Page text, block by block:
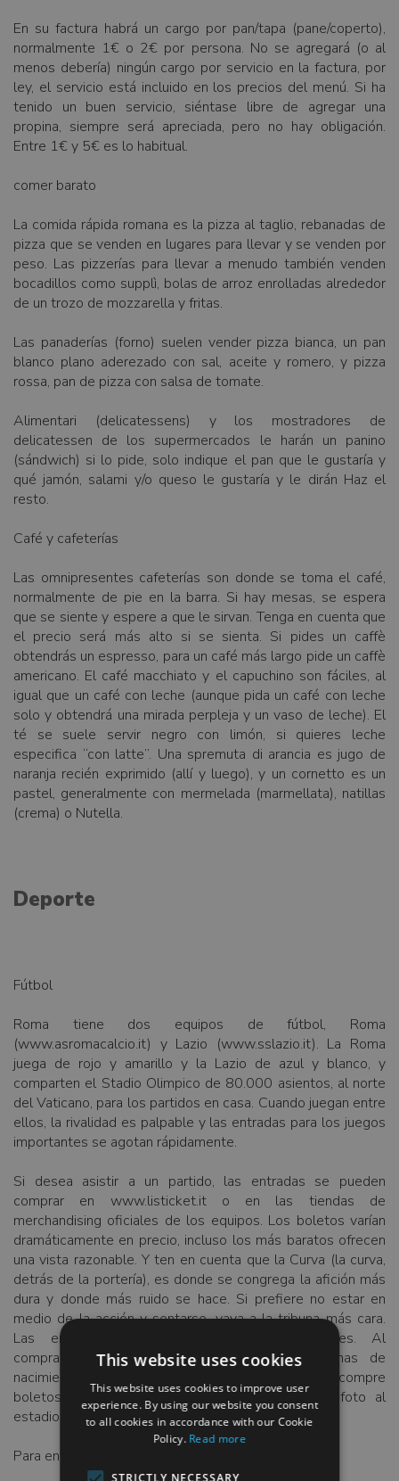
En su factura habrá un cargo por pan/tapa (pane/coperto),
normalmente 1€ o 2€ por persona. No se agregará (o al
menos debería) ningún cargo por servicio en la factura, por
ley, el servicio está incluido en los precios del menú. Si ha
tenido un buen servicio, siéntase libre de agregar una
propina, siempre será apreciada, pero no hay obligación.
Entre 1€ y 5€ es lo habitual.
comer barato
La comida rápida romana es la pizza al taglio, rebanadas de
pizza que se venden en lugares para llevar y se venden por
peso. Las pizzerías para llevar a menudo también venden
bocadillos como supplì, bolas de arroz enrolladas alrededor
de un trozo de mozzarella y fritas.
Las panaderías (forno) suelen vender pizza bianca, un pan
blanco plano aderezado con sal, aceite y romero, y pizza
rossa, pan de pizza con salsa de tomate.
Alimentari (delicatessens) y los mostradores de
delicatessen de los supermercados le harán un panino
(sándwich) si lo pide, solo indique el pan que le gustaría y
qué jamón, salami y/o queso le gustaría y le dirán Haz el
resto.
Café y cafeterías
Las omnipresentes cafeterías son donde se toma el café,
normalmente de pie en la barra. Si hay mesas, se espera
que se siente y espere a que le sirvan. Tenga en cuenta que
el precio será más alto si se sienta. Si pides un caffè
obtendrás un espresso, para un café más largo pide un caffè
americano. El café macchiato y el capuchino son fáciles, al
igual que un café con leche (aunque pida un café con leche
solo y obtendrá una mirada perpleja y un vaso de leche). El
té se suele servir negro con limón, si quieres leche
especifica “con latte”. Una spremuta di arancia es jugo de
naranja recién exprimido (allí y luego), y un cornetto es un
pastel, generalmente con mermelada (marmellata), natillas
(crema) o Nutella.
Deporte
Fútbol
Roma tiene dos equipos de fútbol, ​​Roma
(www.asromacalcio.it) y Lazio (www.sslazio.it). La Roma
juega de rojo y amarillo y la Lazio de azul y blanco, y
comparten el Stadio Olimpico de 80.000 asientos, al norte
del Vaticano, para los partidos en casa. Cuando juegan entre
ellos, la rivalidad es palpable y las entradas para los juegos
importantes se agotan rápidamente.
Si desea asistir a un partido, las entradas se pueden
comprar en www.listicket.it o en las tiendas de
merchandising oficiales de los equipos. Los boletos varían
dramáticamente en precio, incluso los más baratos ofrecen
una vista razonable. Y ten en cuenta que la Curva (la curva,
detrás de la portería), es donde se congrega la afición más
dura y donde más ruido se hace. Si prefiere no estar en
medio de la acción y sentarse, vaya a la tribuna más cara.
Las entradas son personales e intransferibles. Al
comprarlos, necesitará los nombres y las fechas de
nacimiento de cualquier otra persona para la que compre
boletos. Y deberá llevar una identificación con foto al
estadio el día del partido.
Para entradas y merchandising oficial:
This website uses cookies
This website uses cookies to improve user
experience. By using our website you consent
to all cookies in accordance with our Cookie
Policy. Read more
STRICTLY NECESSARY